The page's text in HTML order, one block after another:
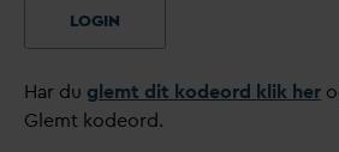
LOGIN
Har du glemt dit kodeord klik her
Glemt kodeord.